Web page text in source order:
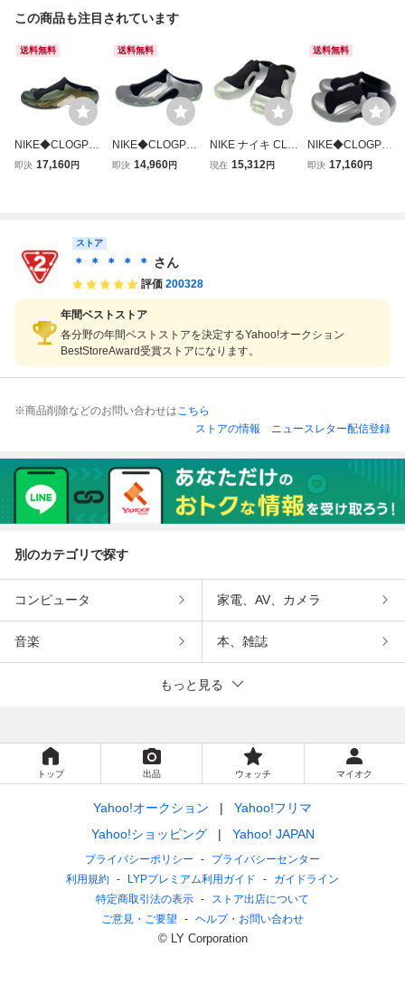
この商品も注目されています
送料無料
NIKE◆CLOGPOS
ITE_クロッグポジ
即決 17,160円
送料無料
NIKE◆CLOGPOS
ITE_クロッグポジ
即決 14,960円
NIKE ナイキ CLO
GPOSITE CHRO
現在 15,312円
送料無料
NIKE◆CLOGPOS
ITE_クロッグポジ
即決 17,160円
ストア
＊ ＊ ＊ ＊ ＊ さん
評価 200328
年間ベストストア
各分野の年間ベストストアを決定するYahoo!オークション
BestStoreAward受賞ストアになります。
※商品削除などのお問い合わせはこちら
ストアの情報
ニュースレター配信登録
別のカテゴリで探す
コンピュータ 家電、AV、カメラ
音楽 本、雑誌
もっと見る
トップ 出品 ウォッチ マイオク
Yahoo!オークション
Yahoo!フリマ
Yahoo!ショッピング
Yahoo! JAPAN
プライバシーポリシー
プライバシーセンター
利用規約
LYPプレミアム利用ガイド
ガイドライン
特定商取引法の表示
ストア出店について
ご意見・ご要望
ヘルプ・お問い合わせ
© LY Corporation